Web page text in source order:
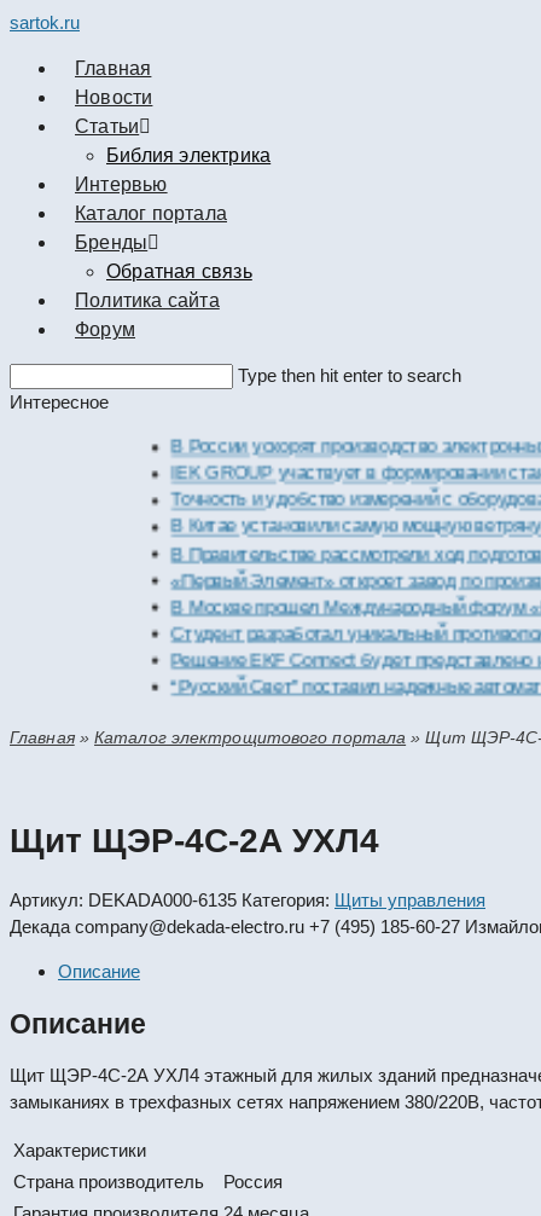
sartok.ru
Главная
Новости
Cтатьи
Библия электрика
Интервью
Каталог портала
Бренды
Обратная связь
Политика сайта
Форум
this
Type then hit enter to search
Интересное
В России ускорят производство электронных
IEK GROUP участвует в формировании
Точность и удобство измерений с
В Китае установили самую мощную ветряную
В Правительстве рассмотрели ход подготовки
«Первый Элемент» откроет завод по
В Москве прошел Международный форум
Студент разработал уникальный
Решение EKF Connect будет представлено на
“Русский Свет” поставил надежные
Главная»Каталог электрощитового портала »Щит ЩЭР-
Щит ЩЭР-4С-2А УХЛ4
Артикул: DEKADA000-6135 Категория: Щиты управления
Декада company@dekada-electro.ru +7 (495) 185-60-27
Описание
Описание
Щит ЩЭР-4С-2А УХЛ4 этажный для жилых зданий
замыканиях в трехфазных сетях напряжением 380/220В,
Характеристики
Страна производитель
Россия